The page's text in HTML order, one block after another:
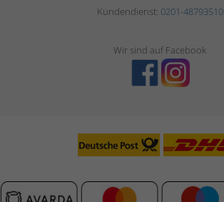
Kundendienst: 0201-48793510
Wir sind auf Facebook